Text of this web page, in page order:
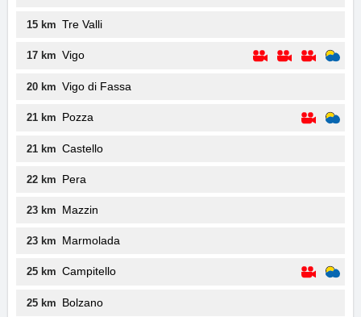
15 km Tre Valli
17 km Vigo
20 km Vigo di Fassa
21 km Pozza
21 km Castello
22 km Pera
23 km Mazzin
23 km Marmolada
25 km Campitello
25 km Bolzano